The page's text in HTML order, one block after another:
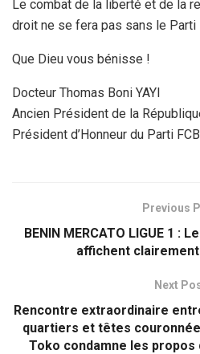
Le combat de la liberté et de la
droit ne se fera pas sans le Parti
Que Dieu vous bénisse !
Docteur Thomas Boni YAYI
Ancien Président de la
Président d’Honneur du Parti
Previous
BENIN MERCATO LIGUE 1 :
affichent
Next
Rencontre extraordinaire
quartiers et têtes
Toko condamne les